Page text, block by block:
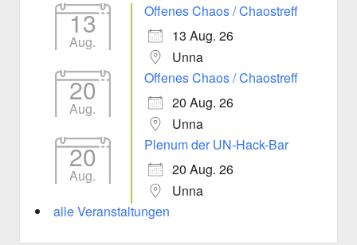
13
Aug.
Offenes Chaos / Chaostreff
13 Aug. 26
Unna
20
Aug.
Offenes Chaos / Chaostreff
20 Aug. 26
Unna
20
Aug.
Plenum der UN-Hack-Bar
20 Aug. 26
Unna
alle Veranstaltungen